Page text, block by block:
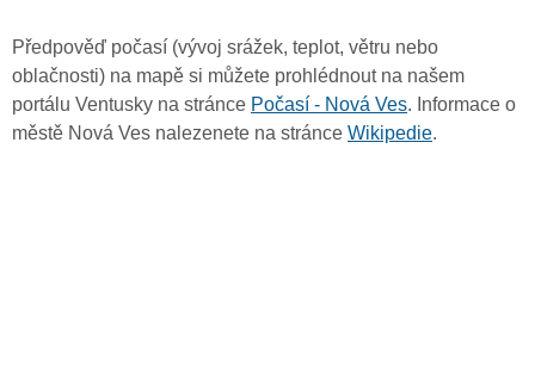
Předpověď počasí (vývoj srážek, teplot, větru nebo
oblačnosti) na mapě si můžete prohlédnout na našem
portálu Ventusky na stránce Počasí - Nová Ves. Informace o
městě Nová Ves nalezenete na stránce Wikipedie.